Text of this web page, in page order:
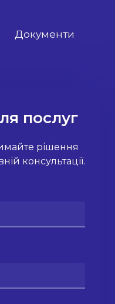
Документи
послуг
рішення
консультації.